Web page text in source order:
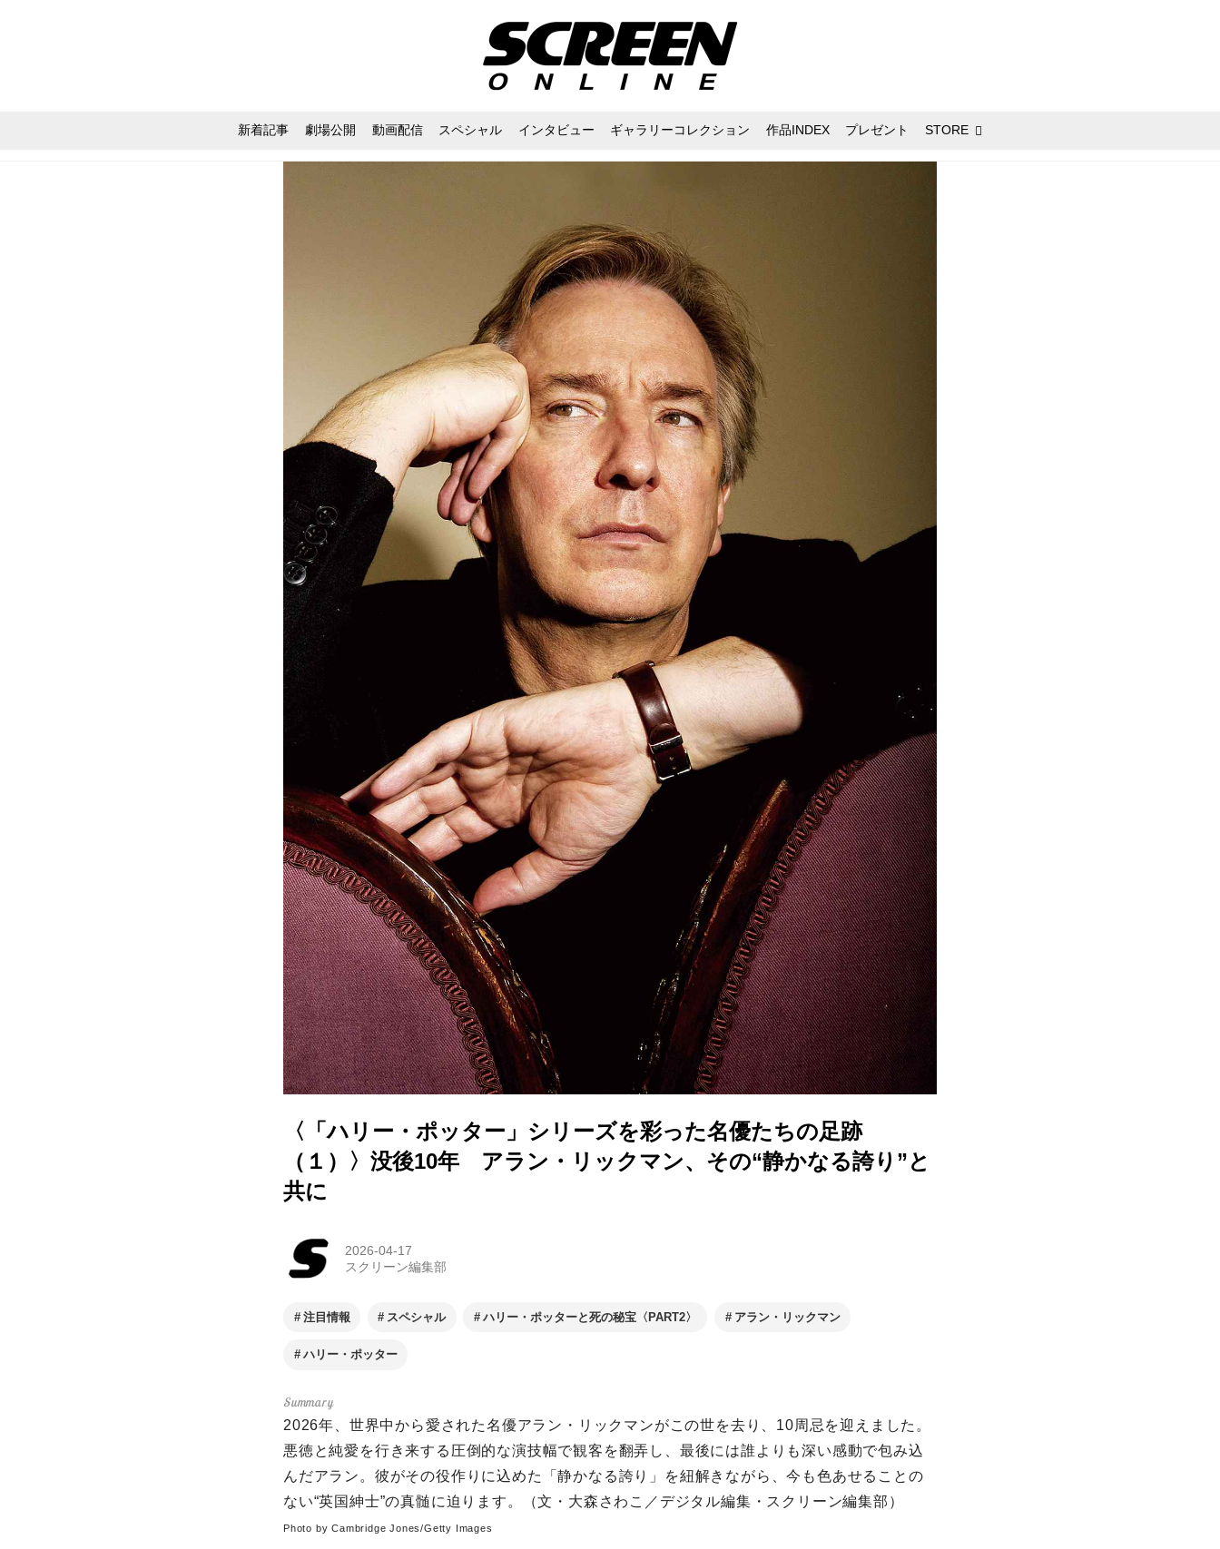
新着記事 劇場公開 動画配信 スペシャル インタビュー ギャラリーコレクション 作品INDEX プレゼント STORE
〈「ハリー・ポッター」シリーズを彩った名優たちの足跡
（１）〉没後10年 アラン・リックマン、その“静かなる誇り”と
共に
2026-04-17
スクリーン編集部
注目情報 スペシャル ハリー・ポッターと死の秘宝〈PART2〉 アラン・リックマン
ハリー・ポッター
2026年、世界中から愛された名優アラン・リックマンがこの世を去り、10周忌を迎えました。
悪徳と純愛を行き来する圧倒的な演技幅で観客を翻弄し、最後には誰よりも深い感動で包み込
んだアラン。彼がその役作りに込めた「静かなる誇り」を紐解きながら、今も色あせることの
ない“英国紳士”の真髄に迫ります。（文・大森さわこ／デジタル編集・スクリーン編集部）
Photo by Cambridge Jones/Getty Images